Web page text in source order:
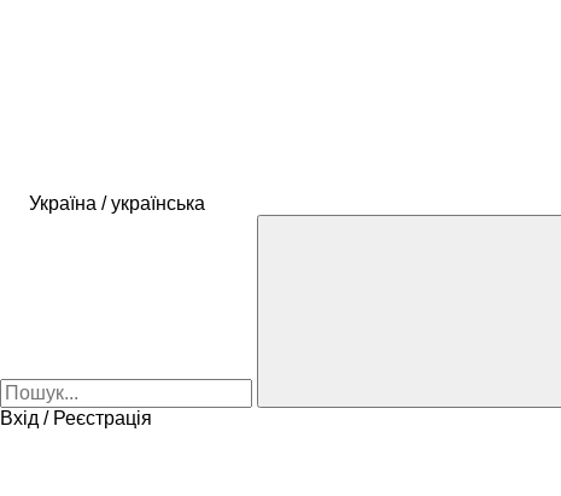
Україна / українська
Вхід / Реєстрація